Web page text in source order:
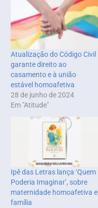
Atualização do Código Civil
garante direito ao
casamento e à união
estável homoafetiva
28 de junho de 2024
Em "Atitude"
Ipê das Letras lança ‘Quem
Poderia Imaginar’, sobre
maternidade homoafetiva e
família